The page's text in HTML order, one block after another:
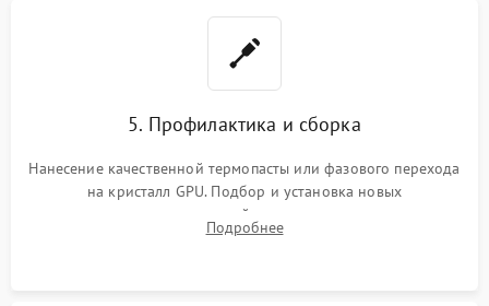
5. Профилактика и сборка
Нанесение качественной термопасты или фазового перехода
на кристалл GPU. Подбор и установка новых
термопрокладок правильной толщины на память и цепи
питания. Монтаж радиатора и бэкплейта, подключение и
Подробнее